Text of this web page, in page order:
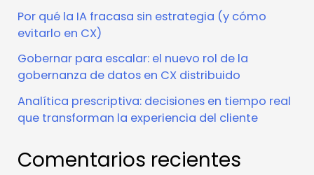
Por qué la IA fracasa sin estrategia (y cómo
evitarlo en CX)
Gobernar para escalar: el nuevo rol de la
gobernanza de datos en CX distribuido
Analítica prescriptiva: decisiones en tiempo real
que transforman la experiencia del cliente
Comentarios recientes